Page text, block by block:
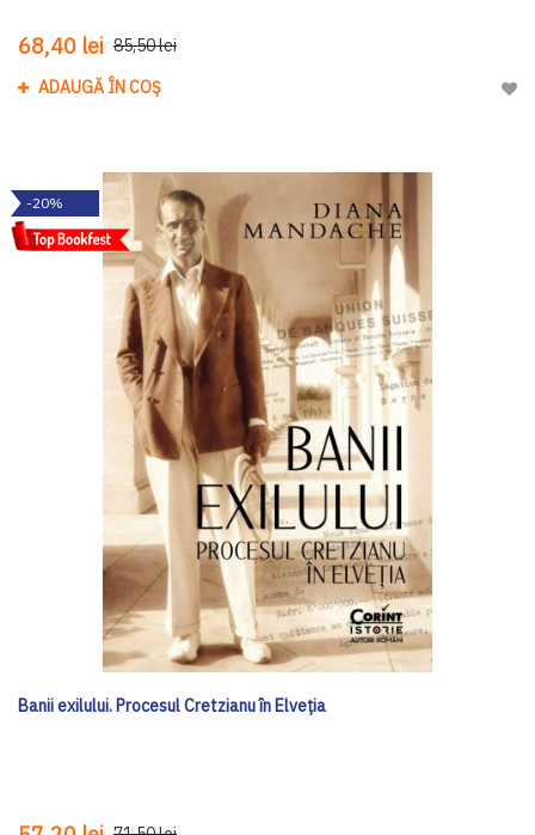
68,40 lei 85,50 lei
ADAUGĂ ÎN COȘ
-20%
Banii exilului. Procesul Cretzianu în Elveția